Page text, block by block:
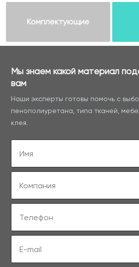
Комплектующие
Мы знаем какой материал
вам
Наши эксперты готовы помочь с
пенополиуретана, типа тканей,
клея.